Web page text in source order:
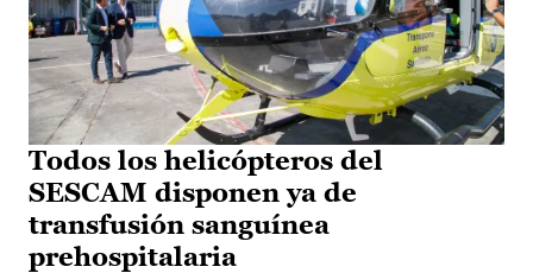
Todos los helicópteros del
SESCAM disponen ya de
transfusión sanguínea
prehospitalaria